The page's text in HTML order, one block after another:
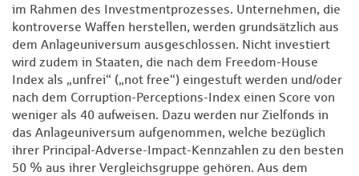
im Rahmen des Investmentprozesses. Unternehmen, die
kontroverse Waffen herstellen, werden grundsätzlich aus
dem Anlageuniversum ausgeschlossen. Nicht investiert
wird zudem in Staaten, die nach dem Freedom-House
Index als „unfrei“ („not free“) eingestuft werden und/oder
nach dem Corruption-Perceptions-Index einen Score von
weniger als 40 aufweisen. Dazu werden nur Zielfonds in
das Anlageuniversum aufgenommen, welche bezüglich
ihrer Principal-Adverse-Impact-Kennzahlen zu den besten
50 % aus ihrer Vergleichsgruppe gehören. Aus dem